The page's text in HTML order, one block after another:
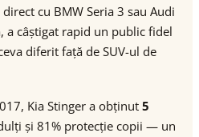
cu BMW Seria 3 sau Audi
a câștigat rapid un public fidel
diferit față de SUV-ul de
Kia Stinger a obținut 5
și 81% protecție copii — un